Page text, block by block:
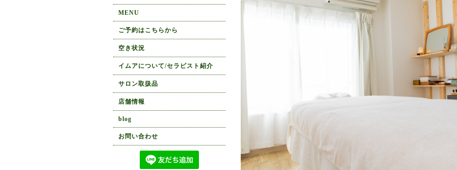
MENU
ご予約はこちらから
空き状況
イムアについて/セラピスト紹介
サロン取扱品
店舗情報
blog
お問い合わせ